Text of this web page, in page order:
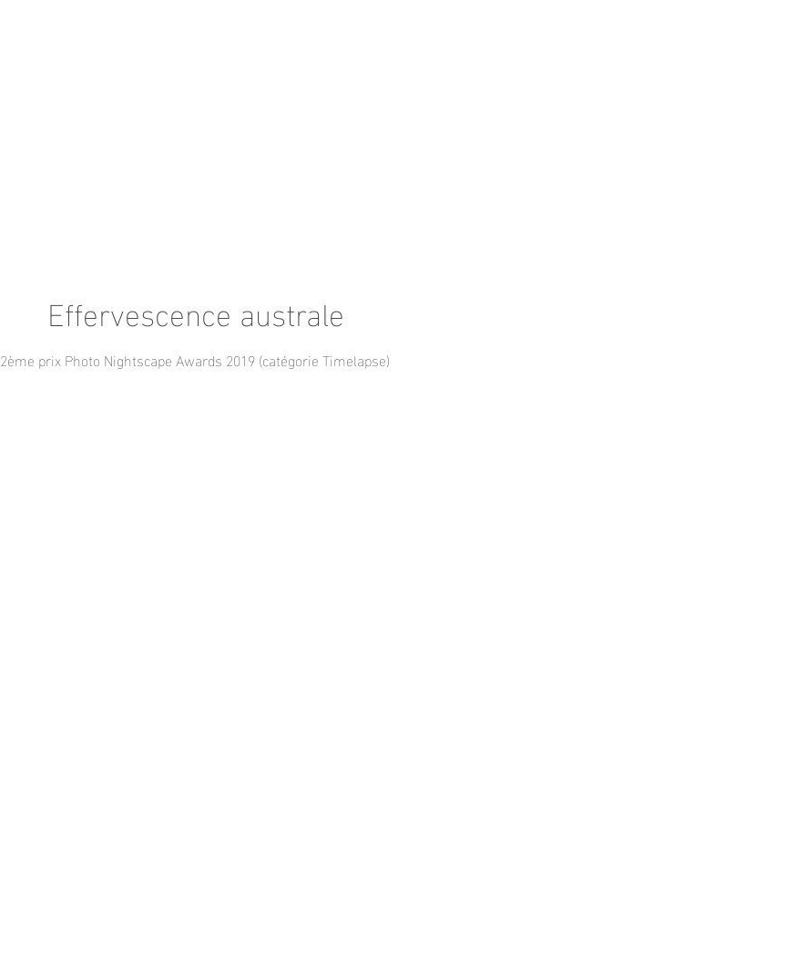
Effervescence australe
2ème prix Photo Nightscape Awards 2019 (catégorie Timelapse)